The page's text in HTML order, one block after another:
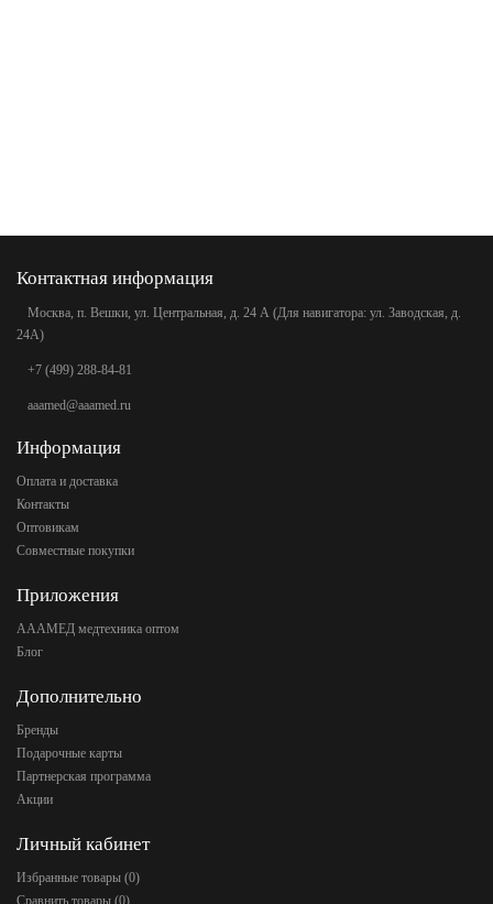
Контактная информация
Москва, п. Вешки, ул. Центральная, д. 24 А (Для навигатора: ул. Заводская, д.
24А)
+7 (499) 288-84-81
aaamed@aaamed.ru
Информация
Оплата и доставка
Контакты
Оптовикам
Совместные покупки
Приложения
АААМЕД медтехника оптом
Блог
Дополнительно
Бренды
Подарочные карты
Партнерская программа
Акции
Личный кабинет
Избранные товары (0)
Сравнить товары (0)